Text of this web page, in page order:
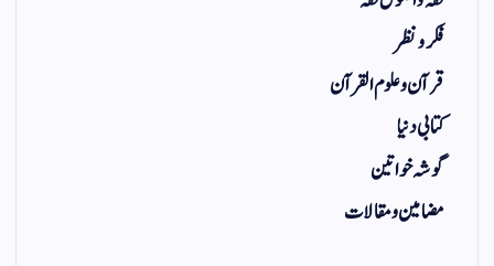
فکر و نظر
قرآن و علوم القرآن
کتابی دنیا
گوشہ خواتین
مضامین و مقالات